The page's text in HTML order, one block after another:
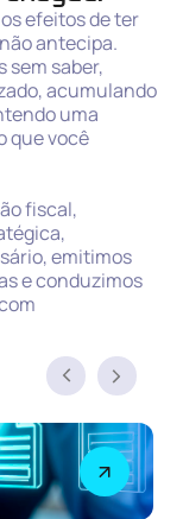
efeitos de ter
antecipa.
sem saber,
acumulando
uma
que você
fiscal,
emitimos
e conduzimos